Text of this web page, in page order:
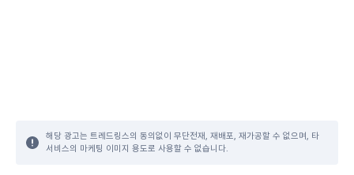
해당 광고는 트레드링스의 동의없이 무단전재, 재배포, 재가공할 수 없으며, 타
서비스의 마케팅 이미지 용도로 사용할 수 없습니다.